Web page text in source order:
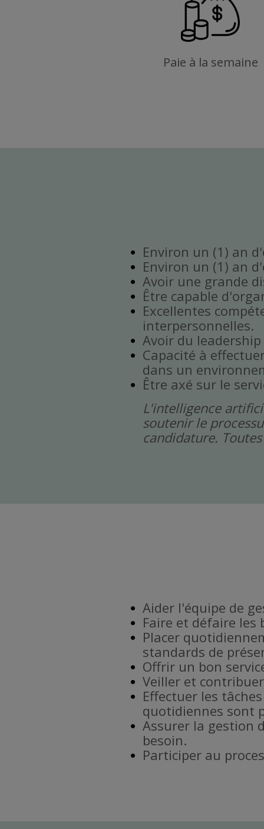
Paie à la semaine
Environ un (1) an
Environ un (1) an
Avoir une grande
Être capable
Excellentes
interpersonnelles.
Avoir du
Capacité à
dans un
Être axé sur le
L'intelligence
soutenir le
candidature.
Aider l'équipe de
Faire et défaire
Placer
standards de
Offrir un bon
Veiller et
Effectuer les
quotidiennes sont
Assurer la gestion
besoin.
Participer au